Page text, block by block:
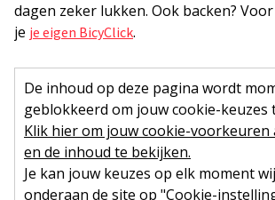
dagen zeker lukken. Ook backen?
je je eigen BicyClick.
De inhoud op deze pagina wordt
geblokkeerd om jouw cookie-keuzes
Klik hier om jouw cookie-voorkeuren
en de inhoud te bekijken.
Je kan jouw keuzes op elk moment
onderaan de site op "Cookie-